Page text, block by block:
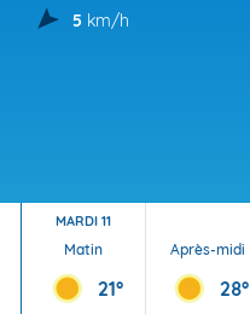
5 km/h
MARDI 11
Matin
21°
Après-midi
28°